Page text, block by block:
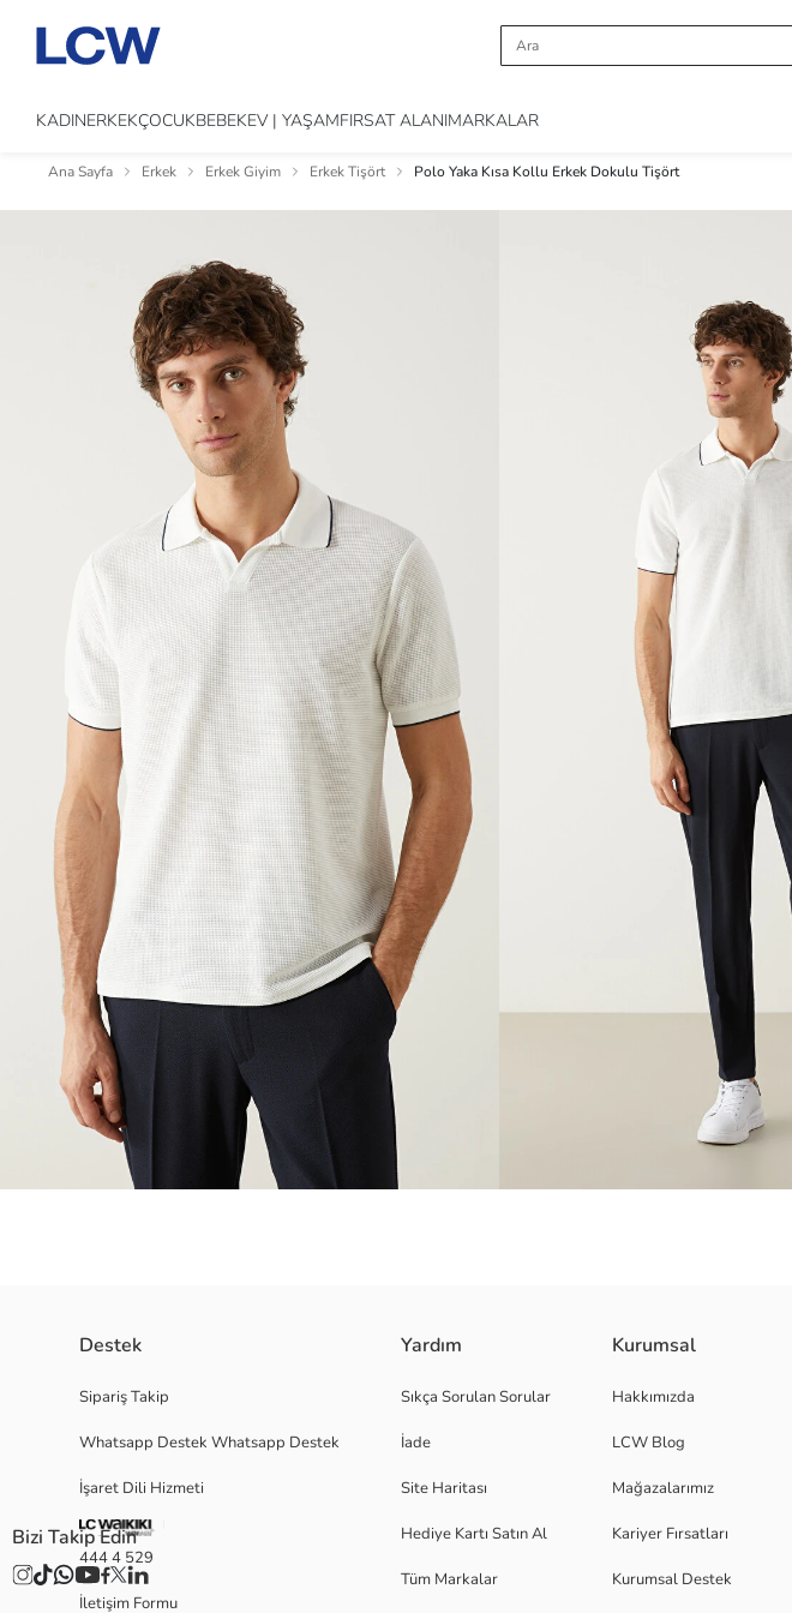
KADINERKEKÇOCUKBEBEKEV | YAŞAMFIRSAT ALANIMARKALAR
Ana Sayfa Erkek Erkek Giyim Erkek Tişört Polo Yaka Kısa Kollu Erkek Dokulu Tişört
Ana Kumaş:
Destek
Sipariş Takip
Whatsapp Destek Whatsapp Destek
İşaret Dili Hizmeti
444 4 529
İletişim Formu
Yardım
Sıkça Sorulan Sorular
İade
Site Haritası
Hediye Kartı Satın Al
Tüm Markalar
Kurumsal
Hakkımızda
LCW Blog
Mağazalarımız
Kariyer Fırsatları
Kurumsal Destek
Bizi Takip Edin